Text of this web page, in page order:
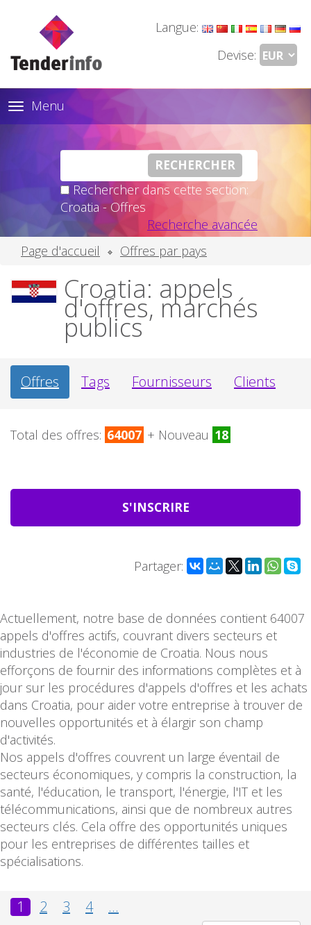
Langue:
Devise:
Toggle
navigation
Menu
Rechercher dans cette section:
Croatia - Offres
Recherche avancée
Page d'accueil
Offres par pays
Croatia: appels
d'offres, marchés
publics
Offres Tags Fournisseurs Clients
Total des offres: 64007 + Nouveau 18
S'INSCRIRE
Partager:
Actuellement, notre base de données contient 64007
appels d'offres actifs, couvrant divers secteurs et
industries de l'économie de Croatia. Nous nous
efforçons de fournir des informations complètes et à
jour sur les procédures d'appels d'offres et les achats
dans Croatia, pour aider votre entreprise à trouver de
nouvelles opportunités et à élargir son champ
d'activités.
Nos appels d'offres couvrent un large éventail de
secteurs économiques, y compris la construction, la
santé, l'éducation, le transport, l'énergie, l'IT et les
télécommunications, ainsi que de nombreux autres
secteurs clés. Cela offre des opportunités uniques
pour les entreprises de différentes tailles et
spécialisations.
1 2 3 4 ...